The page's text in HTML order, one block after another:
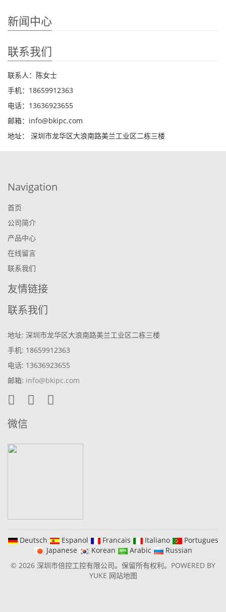
新闻中心
联系我们
联系人：陈女士
手机：18659912363
电话：13636923655
邮箱：info@bkipc.com
地址： 深圳市龙华区大浪南路美兰工业区二栋三楼
Navigation
首页
公司简介
产品中心
在线留言
联系我们
友情链接
联系我们
地址: 深圳市龙华区大浪南路美兰工业区二栋三楼
手机: 18659912363
电话: 13636923655
邮箱: info@bkipc.com
微信
Deutsch Espanol Francais Italiano
Portugues
Japanese
Korean Arabic
Russian
© 2026 深圳市倍控工控有限公司。保留所有权利。 POWERED BY
YUKE 网站地图